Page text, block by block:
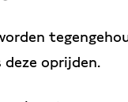
deze oprijden.